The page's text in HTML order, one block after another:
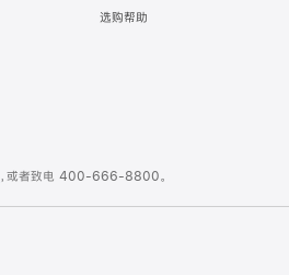
选购帮助
，或者致电 400-666-8800。